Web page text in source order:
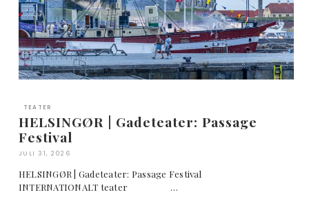
TEATER
HELSINGØR | Gadeteater: Passage
Festival
JULI 31, 2026
HELSINGØR | Gadeteater: Passage Festival
INTERNATIONALT teater …